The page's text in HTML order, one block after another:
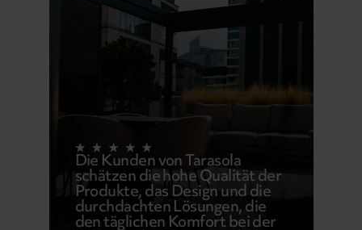
Die Kunden von Tarasola
schätzen die hohe Qualität der
Produkte, das Design und die
durchdachten Lösungen, die
den täglichen Komfort bei der